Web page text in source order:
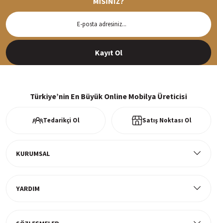
Siparişleriniz en kısa sürede hazırlanarak kargoya verilir
Kayıt Ol
Türkiye’nin En Büyük Online Mobilya Üreticisi
Tedarikçi Ol Satış Noktası Ol
KURUMSAL
YARDIM